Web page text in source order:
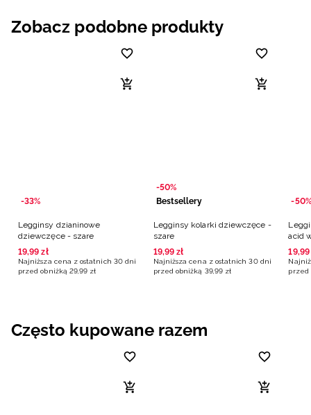
Zobacz podobne produkty
-33%
Legginsy dzianinowe
dziewczęce - szare
19,99 zł
Najniższa cena z ostatnich 30 dni
przed obniżką 29,99 zł
-50%
Bestsellery
Legginsy kolarki dziewczęce -
szare
19,99 zł
Najniższa cena z ostatnich 30 dni
przed obniżką 39,99 zł
-50%
acid
19,99
przed
Często kupowane razem